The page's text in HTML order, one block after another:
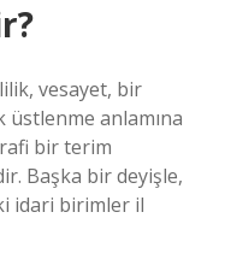
vesayet, bir
anlamına
bir terim
Başka bir deyişle,
idari birimler il